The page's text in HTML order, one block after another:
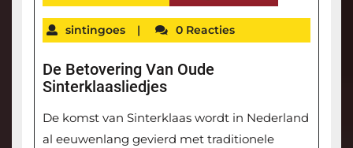
sintingoes | 0 Reacties
De Betovering Van Oude
Sinterklaasliedjes
De komst van Sinterklaas wordt in Nederland
al eeuwenlang gevierd met traditionele